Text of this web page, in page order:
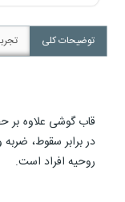
توضیحات کلی
قاب گوشی علاوه
در برابر سقوط،
روحیه افراد است.